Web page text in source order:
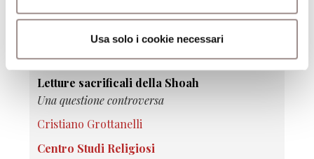
Usa solo i cookie necessari
18/01/2005
Letture sacrificali della Shoah
Una questione controversa
Cristiano Grottanelli
Centro Studi Religiosi